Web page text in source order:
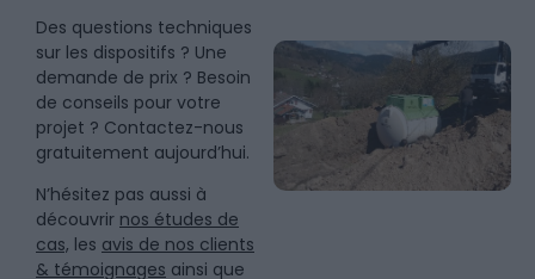
Des questions techniques
sur les dispositifs ? Une
demande de prix ? Besoin
de conseils pour votre
projet ? Contactez-nous
gratuitement aujourd’hui.
N’hésitez pas aussi à
découvrir nos études de
cas, les avis de nos clients
& témoignages ainsi que